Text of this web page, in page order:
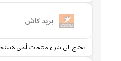
بريد كاش
تحتاج الى شراء منتجات أعلى لاستخدام